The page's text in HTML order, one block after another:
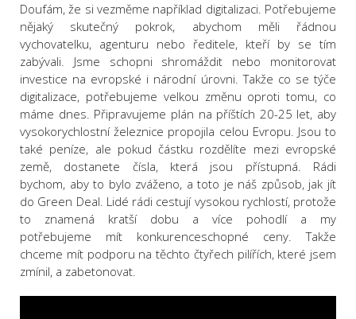
Doufám, že si vezměme například digitalizaci. Potřebujeme
nějaký skutečný pokrok, abychom měli řádnou
vychovatelku, agenturu nebo ředitele, kteří by se tím
zabývali. Jsme schopni shromáždit nebo monitorovat
investice na evropské i národní úrovni. Takže co se týče
digitalizace, potřebujeme velkou změnu oproti tomu, co
máme dnes. Připravujeme plán na příštích 20-25 let, aby
vysokorychlostní železnice propojila celou Evropu. Jsou to
také peníze, ale pokud částku rozdělíte mezi evropské
země, dostanete čísla, která jsou přístupná. Rádi
bychom, aby to bylo zváženo, a toto je náš způsob, jak jít
do Green Deal. Lidé rádi cestují vysokou rychlostí, protože
to znamená kratší dobu a více pohodlí a my
potřebujeme mít konkurenceschopné ceny. Takže
chceme mít podporu na těchto čtyřech pilířích, které jsem
zmínil, a zabetonovat.